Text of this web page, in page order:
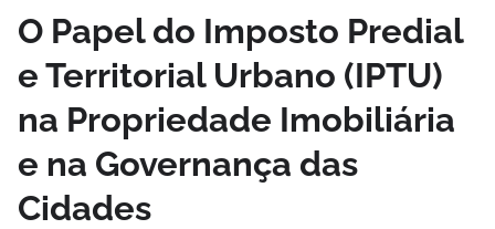
O Papel do Imposto Predial
e Territorial Urbano (IPTU)
na Propriedade Imobiliária
e na Governança das
Cidades